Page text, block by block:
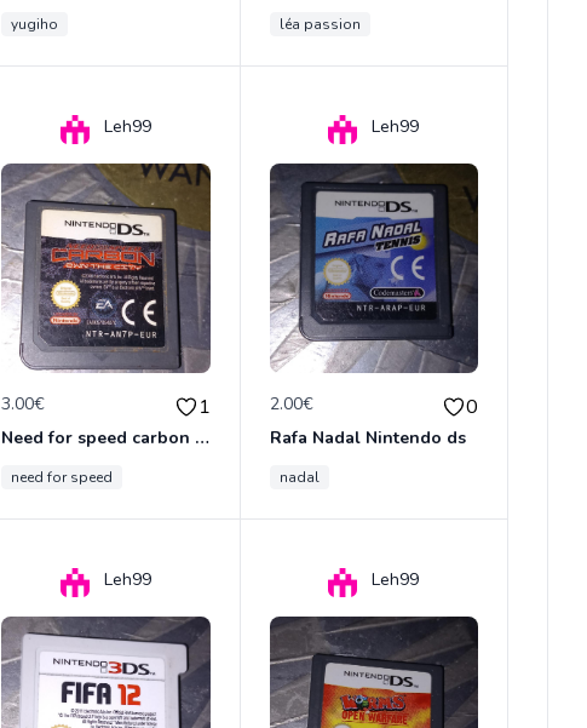
yugiho léa passion
Leh99
3.00€ 1
Need for speed carbon Nintendo ds
need for speed
Leh99
2.00€ 0
Rafa Nadal Nintendo ds
nadal
Leh99 Leh99